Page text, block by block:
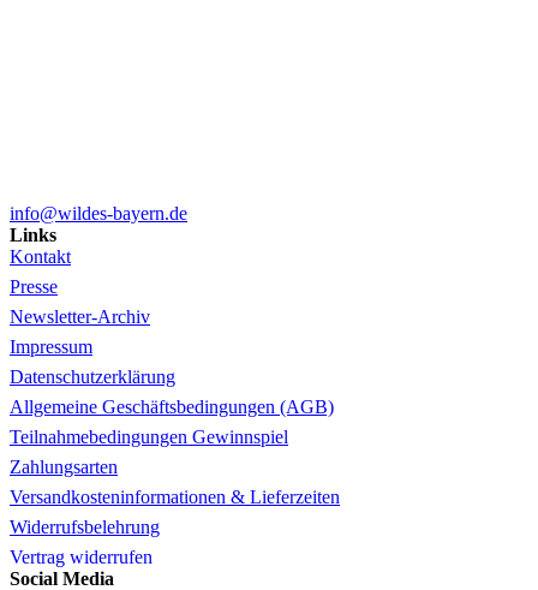
info@wildes-bayern.de
Links
Kontakt
Presse
Newsletter-Archiv
Impressum
Datenschutzerklärung
Allgemeine Geschäftsbedingungen (AGB)
Teilnahmebedingungen Gewinnspiel
Zahlungsarten
Versandkosteninformationen & Lieferzeiten
Widerrufsbelehrung
Vertrag widerrufen
Social Media